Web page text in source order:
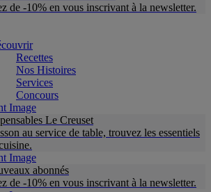
de -10% en vous inscrivant à la newsletter.
Recettes
Nos Histoires
Services
Concours
Le Creuset
au service de table, trouvez les essentiels
abonnés
de -10% en vous inscrivant à la newsletter.